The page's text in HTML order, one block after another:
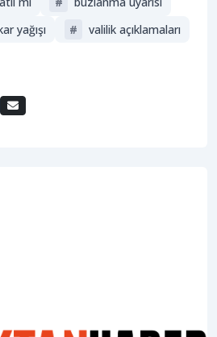
yağışı # valilik açıklamaları